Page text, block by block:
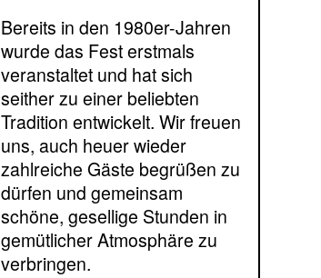
Bereits in den 1980er-Jahren
wurde das Fest erstmals
veranstaltet und hat sich
seither zu einer beliebten
Tradition entwickelt. Wir freuen
uns, auch heuer wieder
zahlreiche Gäste begrüßen zu
dürfen und gemeinsam
schöne, gesellige Stunden in
gemütlicher Atmosphäre zu
verbringen.